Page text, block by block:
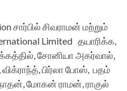
சார்பில் சிவராமன் மற்றும்
Limited தயாரிக்க,
சோனியா அகர்வால்,
விக்ராந்த், பிர்லா போஸ், பதம்
மோகன் ராமன், ராகுல்